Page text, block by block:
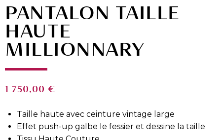
PANTALON TAILLE
HAUTE
MILLIONNARY
1 750,00 €
Taille haute avec ceinture vintage large
Effet push-up galbe le fessier et dessine la taille